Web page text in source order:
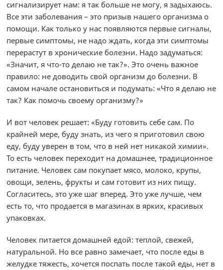
сигнализирует нам: я так больше не могу, я задыхаюсь.
Все эти заболевания – это призыв нашего организма о
помощи. Как только у нас появляются первые сигналы,
первые симптомы, не надо ждать, когда эти симптомы
перерастут в хронические болезни. Надо задуматься:
«Значит, я что-то делаю не так?». Это очень важное
правило: не доводить свой организм до болезни. В
самом начале остановиться и подумать: «Что я делаю не
так? Как помочь своему организму?»
И вот человек решает: «Буду готовить себе сам. По
крайней мере, буду знать, из чего я приготовил свою
еду, буду уверен в том, что в ней нет никакой химии».
То есть человек переходит на домашнее, традиционное
питание. Человек сам покупает мясо, молоко, крупы,
овощи, зелень, фрукты и сам готовит из них пищу.
Согласитесь, это уже шаг вперед. Это уже лучше, чем
есть то, что продается в магазинах в ярких, красивых
упаковках.
Человек питается домашней едой: теплой, свежей,
натуральной. Но все равно замечает, что после еды в
желудке тяжесть, хочется поспать после такой еды, нет в